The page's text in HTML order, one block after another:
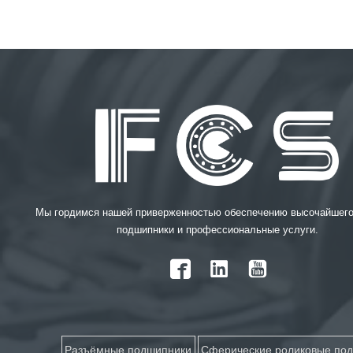
Мы гордимся нашей приверженностью обеспечению
подшипники и профессиональные услуги.

Разъёмные подшипники Сферические роликовые